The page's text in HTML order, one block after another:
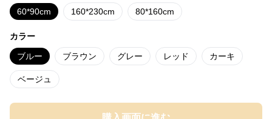
60*90cm 160*230cm 80*160cm
カラー
ブルー ブラウン グレー レッド カーキ
ベージュ